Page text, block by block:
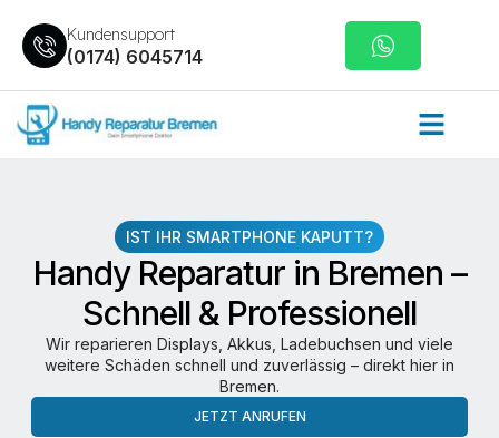
Kundensupport
(0174) 6045714
IST IHR SMARTPHONE KAPUTT?
Handy Reparatur in Bremen –
Schnell & Professionell
Wir reparieren Displays, Akkus, Ladebuchsen und viele
weitere Schäden schnell und zuverlässig – direkt hier in
Bremen.
JETZT ANRUFEN